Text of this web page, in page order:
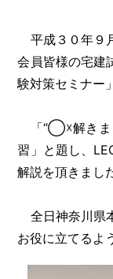
平成３０年９
会員皆様の宅建
験対策セミナー
「“◯☓解きま
習」と題し、
解説を頂きまし
全日神奈川県
お役に立てるよ